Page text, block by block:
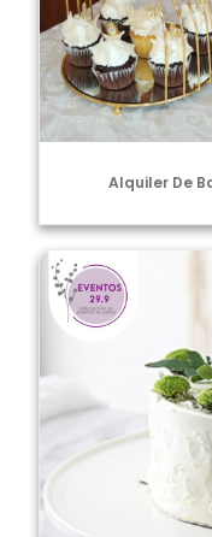
Alquiler De
Alquiler de base de